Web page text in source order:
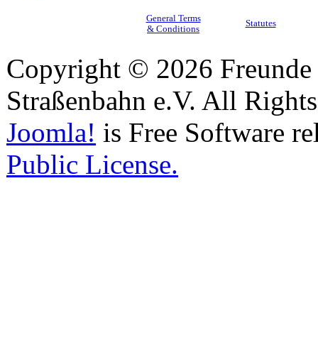
General Terms
& Conditions
Statutes
Copyright © 2026
Straßenbahn e.V. All
Joomla! is Free Software
Public License.